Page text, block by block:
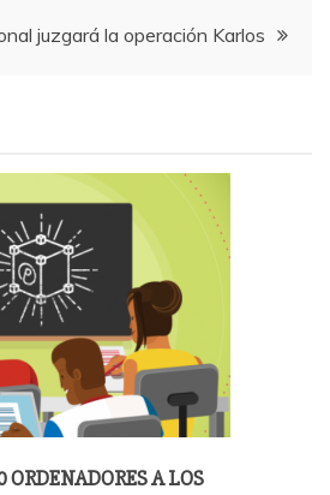
juzgará la operación Karlos
ORDENADORES A LOS